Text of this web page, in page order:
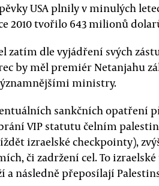
USA plnily v minulých
2010 tvořilo 643 milionů
zatím dle vyjádření svých
by měl premiér Netanjahu
ministry.
sankčních opatření
VIP statutu čelním
izraelské checkpointy),
či zadržení cel. To
a následně přeposílají